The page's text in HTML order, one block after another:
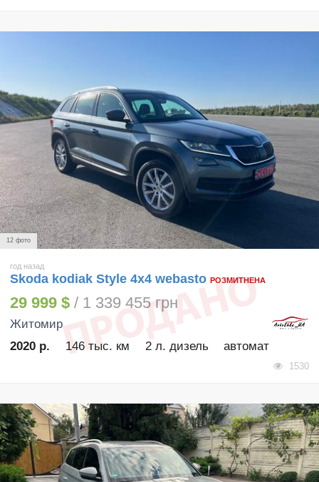
12 фото
год назад
Skoda kodiak Style 4x4 webasto РОЗМИТНЕНА
29 999 $ / 1 339 455 грн
Житомир
2020 р.
146 тыс. км 2 л. дизель автомат
1530